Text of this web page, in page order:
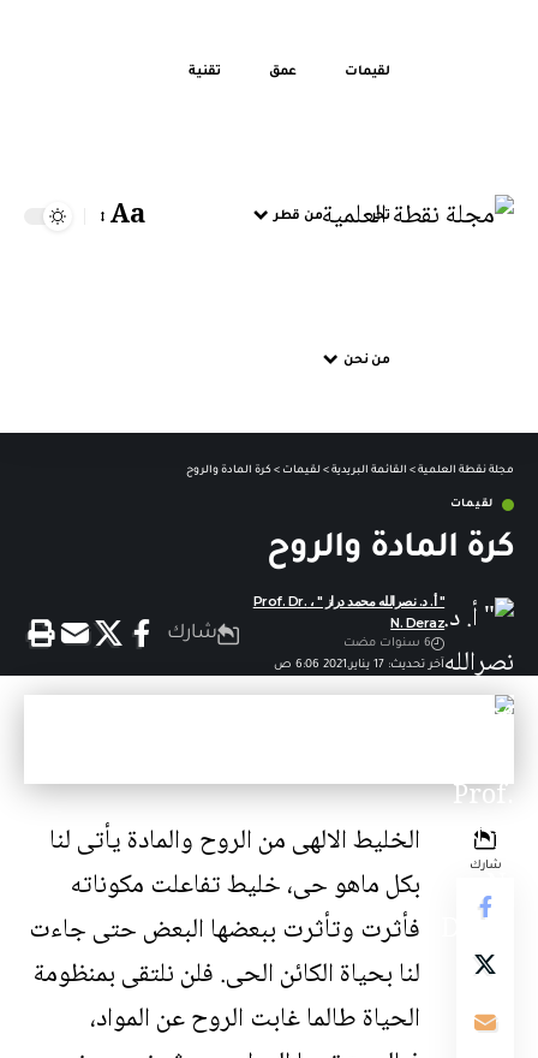
لقيمات عمق تقنية
تحر من قطر
من نحن
Aa
مجلة نقطة العلمية > القائمة البريدية > لقيمات > كرة المادة والروح
لقيمات
كرة المادة والروح
آخر تحديث: 17 يناير,2021 6:06 ص
" أ. د. نصرالله محمد دراز " ، Prof. Dr.
N. Deraz
6 سنوات مضت شارك
شارك
الخليط الالهى من الروح والمادة يأتى لنا
بكل ماهو حى، خليط تفاعلت مكوناته
فأثرت وتأثرت ببعضها البعض حتى جاءت
لنا بحياة الكائن الحى. فلن نلتقى بمنظومة
الحياة طالما غابت الروح عن المواد،